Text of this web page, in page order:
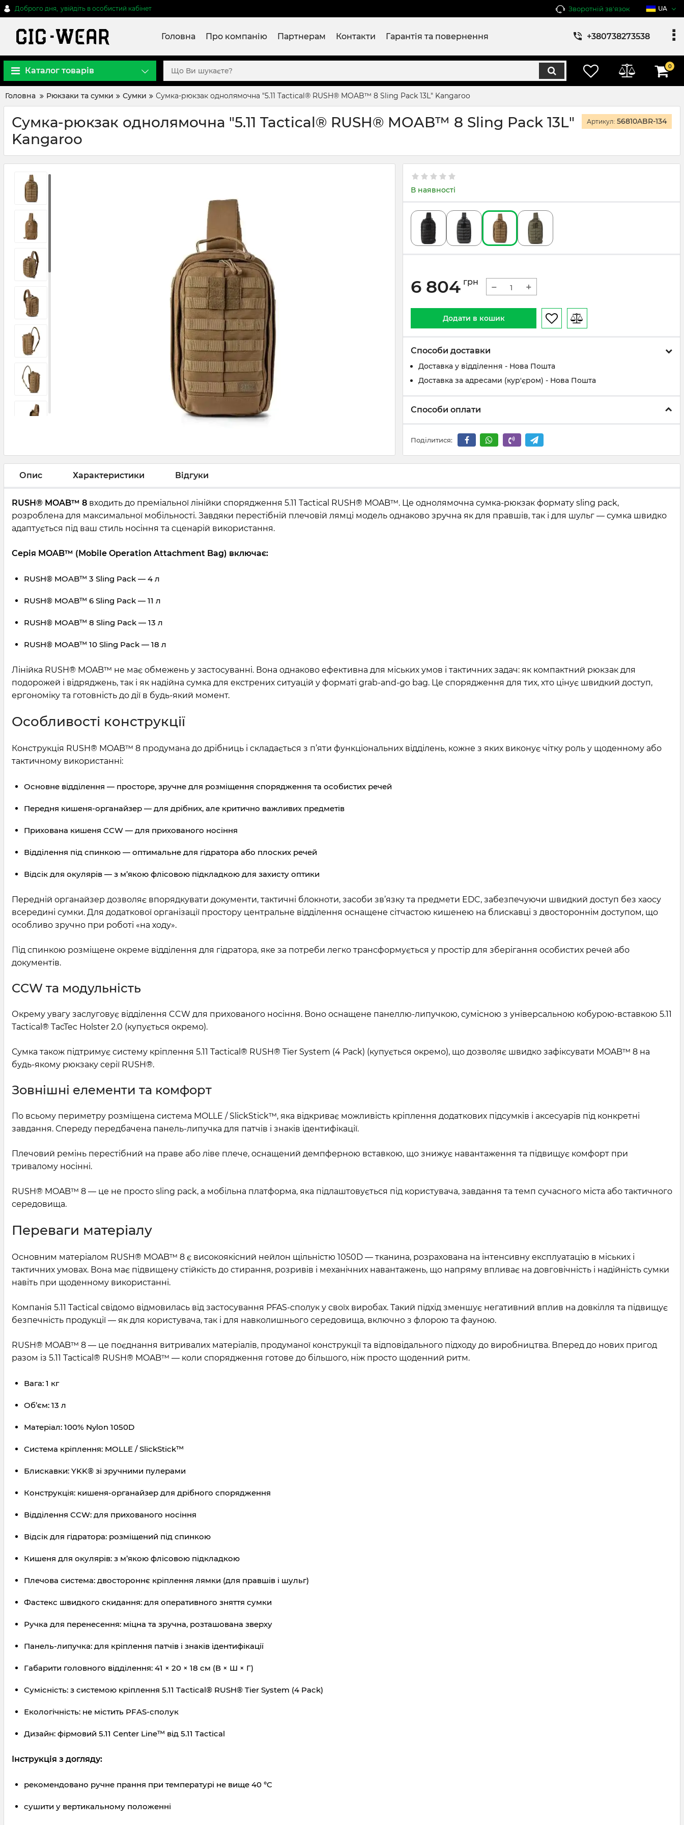
Доброго дня, увійдіть в особистий кабінет Зворотній зв'язок UA
Головна Про компанію Партнерам Контакти Гарантія та повернення +380738273538
Каталог товарів 0
Головна Рюкзаки та сумки Сумки Сумка-рюкзак однолямочна "5.11 Tactical® RUSH® MOAB™ 8 Sling Pack 13L" Kangaroo
Сумка-рюкзак однолямочна "5.11 Tactical® RUSH® MOAB™ 8 Sling Pack 13L"
Kangaroo
Артикул: 56810ABR-134
В наявності
6 804 грн − +
Додати в кошик
Способи доставки
Доставка у відділення - Нова Пошта
Доставка за адресами (кур'єром) - Нова Пошта
Способи оплати
Поділитися:
Опис Характеристики Відгуки
RUSH® MOAB™ 8 входить до преміальної лінійки спорядження 5.11 Tactical RUSH® MOAB™. Це однолямочна сумка-рюкзак формату sling pack,
розроблена для максимальної мобільності. Завдяки перестібній плечовій лямці модель однаково зручна як для правшів, так і для шульг — сумка швидко
адаптується під ваш стиль носіння та сценарій використання.
Серія MOAB™ (Mobile Operation Attachment Bag) включає:
RUSH® MOAB™ 3 Sling Pack — 4 л
RUSH® MOAB™ 6 Sling Pack — 11 л
RUSH® MOAB™ 8 Sling Pack — 13 л
RUSH® MOAB™ 10 Sling Pack — 18 л
Лінійка RUSH® MOAB™ не має обмежень у застосуванні. Вона однаково ефективна для міських умов і тактичних задач: як компактний рюкзак для
подорожей і відряджень, так і як надійна сумка для екстрених ситуацій у форматі grab-and-go bag. Це спорядження для тих, хто цінує швидкий доступ,
ергономіку та готовність до дії в будь-який момент.
Особливості конструкції
Конструкція RUSH® MOAB™ 8 продумана до дрібниць і складається з п’яти функціональних відділень, кожне з яких виконує чітку роль у щоденному або
тактичному використанні:
Основне відділення — просторе, зручне для розміщення спорядження та особистих речей
Передня кишеня-органайзер — для дрібних, але критично важливих предметів
Прихована кишеня CCW — для прихованого носіння
Відділення під спинкою — оптимальне для гідратора або плоских речей
Відсік для окулярів — з м’якою флісовою підкладкою для захисту оптики
Передній органайзер дозволяє впорядкувати документи, тактичні блокноти, засоби зв’язку та предмети EDC, забезпечуючи швидкий доступ без хаосу
всередині сумки. Для додаткової організації простору центральне відділення оснащене сітчастою кишенею на блискавці з двостороннім доступом, що
особливо зручно при роботі «на ходу».
Під спинкою розміщене окреме відділення для гідратора, яке за потреби легко трансформується у простір для зберігання особистих речей або
документів.
CCW та модульність
Окрему увагу заслуговує відділення CCW для прихованого носіння. Воно оснащене панеллю-липучкою, сумісною з універсальною кобурою-вставкою 5.11
Tactical® TacTec Holster 2.0 (купується окремо).
Сумка також підтримує систему кріплення 5.11 Tactical® RUSH® Tier System (4 Pack) (купується окремо), що дозволяє швидко зафіксувати MOAB™ 8 на
будь-якому рюкзаку серії RUSH®.
Зовнішні елементи та комфорт
По всьому периметру розміщена система MOLLE / SlickStick™, яка відкриває можливість кріплення додаткових підсумків і аксесуарів під конкретні
завдання. Спереду передбачена панель-липучка для патчів і знаків ідентифікації.
Плечовий ремінь перестібний на праве або ліве плече, оснащений демпферною вставкою, що знижує навантаження та підвищує комфорт при
тривалому носінні.
RUSH® MOAB™ 8 — це не просто sling pack, а мобільна платформа, яка підлаштовується під користувача, завдання та темп сучасного міста або тактичного
середовища.
Переваги матеріалу
Основним матеріалом RUSH® MOAB™ 8 є високоякісний нейлон щільністю 1050D — тканина, розрахована на інтенсивну експлуатацію в міських і
тактичних умовах. Вона має підвищену стійкість до стирання, розривів і механічних навантажень, що напряму впливає на довговічність і надійність сумки
навіть при щоденному використанні.
Компанія 5.11 Tactical свідомо відмовилась від застосування PFAS-сполук у своїх виробах. Такий підхід зменшує негативний вплив на довкілля та підвищує
безпечність продукції — як для користувача, так і для навколишнього середовища, включно з флорою та фауною.
RUSH® MOAB™ 8 — це поєднання витривалих матеріалів, продуманої конструкції та відповідального підходу до виробництва. Вперед до нових пригод
разом із 5.11 Tactical® RUSH® MOAB™ — коли спорядження готове до більшого, ніж просто щоденний ритм.
Вага: 1 кг
Об’єм: 13 л
Матеріал: 100% Nylon 1050D
Система кріплення: MOLLE / SlickStick™
Блискавки: YKK® зі зручними пулерами
Конструкція: кишеня-органайзер для дрібного спорядження
Відділення CCW: для прихованого носіння
Відсік для гідратора: розміщений під спинкою
Кишеня для окулярів: з м’якою флісовою підкладкою
Плечова система: двостороннє кріплення лямки (для правшів і шульг)
Фастекс швидкого скидання: для оперативного зняття сумки
Ручка для перенесення: міцна та зручна, розташована зверху
Панель-липучка: для кріплення патчів і знаків ідентифікації
Габарити головного відділення: 41 × 20 × 18 см (В × Ш × Г)
Сумісність: з системою кріплення 5.11 Tactical® RUSH® Tier System (4 Pack)
Екологічність: не містить PFAS-сполук
Дизайн: фірмовий 5.11 Center Line™ від 5.11 Tactical
Інструкція з догляду:
рекомендовано ручне прання при температурі не вище 40 °C
сушити у вертикальному положенні